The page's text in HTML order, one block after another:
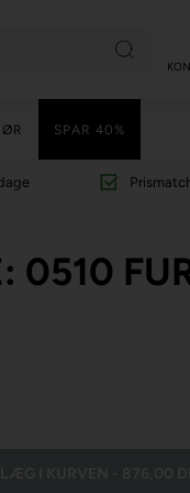
SPAR 40%
0510